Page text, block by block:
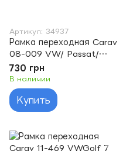
Артикул: 34937
Рамка переходная Carav
08-009 VW/ Passat/
Golf/ Touran/ Jetta/ new
Polo
730 грн
В наличии
Купить